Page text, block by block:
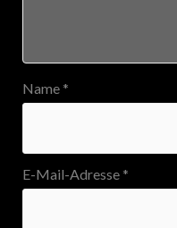
Name *
E-Mail-Adresse *